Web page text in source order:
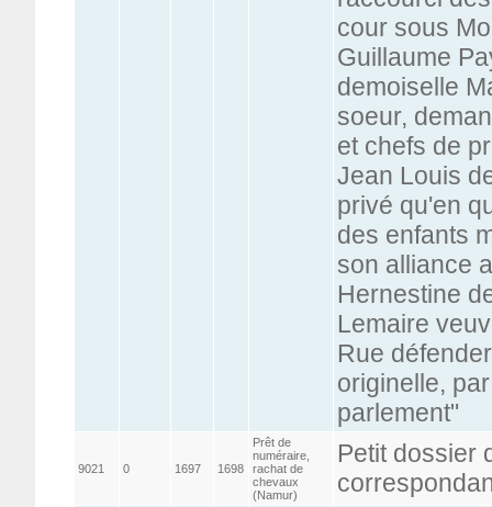
cour sous
Guillaume
demoiselle
soeur,
et chefs de
Jean Louis
privé qu'en
des enfants
son alliance
Hernestine
Lemaire
Rue
originelle,
parlement"
9021 0 1697 1698
Prêt de
numéraire,
rachat de
chevaux
(Namur)
Petit dossier